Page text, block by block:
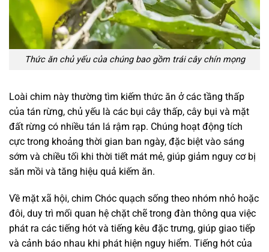
Thức ăn chủ yếu của chúng bao gồm trái cây chín mọng
Loài chim này thường tìm kiếm thức ăn ở các tầng thấp
của tán rừng, chủ yếu là các bụi cây thấp, cây bụi và mặt
đất rừng có nhiều tán lá rậm rạp. Chúng hoạt động tích
cực trong khoảng thời gian ban ngày, đặc biệt vào sáng
sớm và chiều tối khi thời tiết mát mẻ, giúp giảm nguy cơ bị
săn mồi và tăng hiệu quả kiếm ăn.
Về mặt xã hội, chim Chóc quạch sống theo nhóm nhỏ hoặc
đôi, duy trì mối quan hệ chặt chẽ trong đàn thông qua việc
phát ra các tiếng hót và tiếng kêu đặc trưng, giúp giao tiếp
và cảnh báo nhau khi phát hiện nguy hiểm. Tiếng hót của